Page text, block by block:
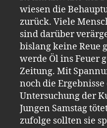
wiesen die
zurück. Viele
sind darüber
bislang keine Reue
werde Öl ins Feuer
Zeitung. Mit
noch die
Untersuchung der
Jungen Samstag
zufolge sollten sie